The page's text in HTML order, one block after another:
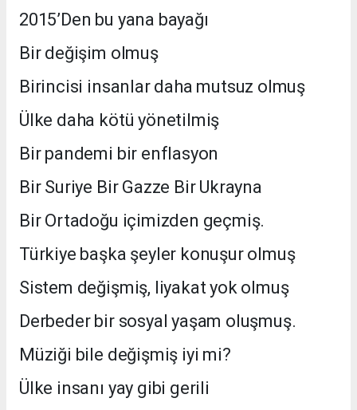
2015’Den bu yana bayağı
Bir değişim olmuş
Birincisi insanlar daha mutsuz olmuş
Ülke daha kötü yönetilmiş
Bir pandemi bir enflasyon
Bir Suriye Bir Gazze Bir Ukrayna
Bir Ortadoğu içimizden geçmiş.
Türkiye başka şeyler konuşur olmuş
Sistem değişmiş, liyakat yok olmuş
Derbeder bir sosyal yaşam oluşmuş.
Müziği bile değişmiş iyi mi?
Ülke insanı yay gibi gerili